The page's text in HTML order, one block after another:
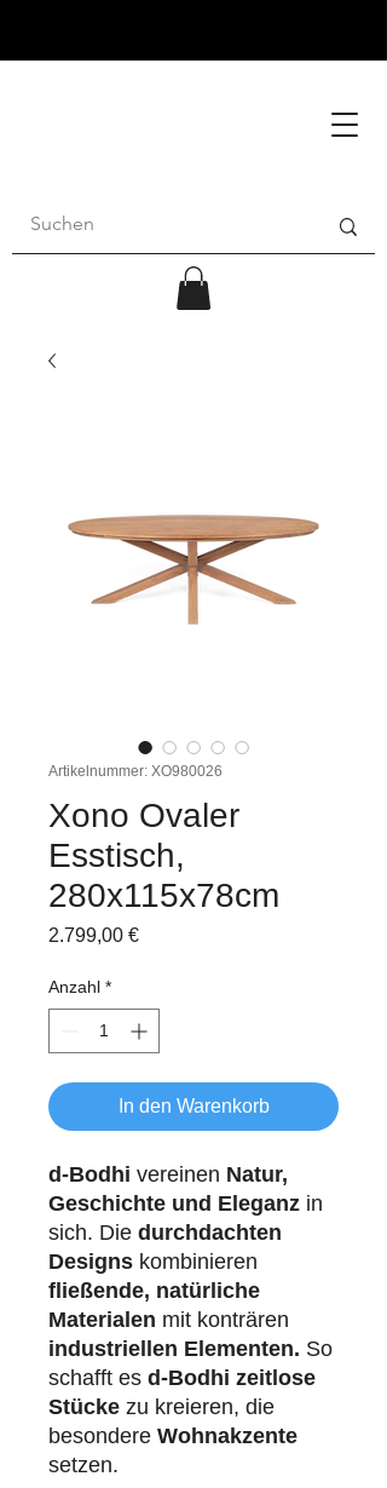
Artikelnummer: XO980026
Xono Ovaler
Esstisch,
280x115x78cm
2.799,00 €Preis
Anzahl *
In den Warenkorb
d-Bodhi vereinen Natur,
Geschichte und Eleganz in
sich. Die durchdachten
Designs kombinieren
fließende, natürliche
Materialen mit konträren
industriellen Elementen. So
schafft es d-Bodhi zeitlose
Stücke zu kreieren, die
besondere Wohnakzente
setzen.